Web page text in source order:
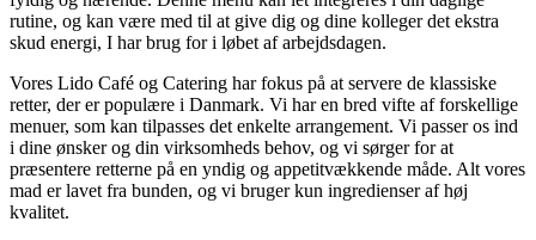
rutine, og kan være med til at give dig og dine kolleger det ekstra
skud energi, I har brug for i løbet af arbejdsdagen.
Vores Lido Café og Catering har fokus på at servere de klassiske
retter, der er populære i Danmark. Vi har en bred vifte af forskellige
menuer, som kan tilpasses det enkelte arrangement. Vi passer os ind
i dine ønsker og din virksomheds behov, og vi sørger for at
præsentere retterne på en yndig og appetitvækkende måde. Alt vores
mad er lavet fra bunden, og vi bruger kun ingredienser af høj
kvalitet.